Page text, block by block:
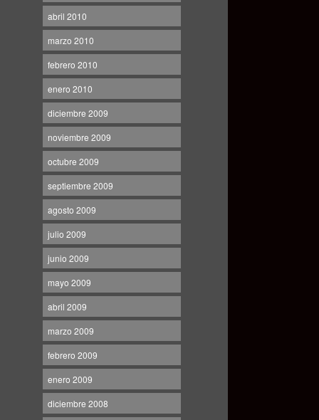
abril 2010
marzo 2010
febrero 2010
enero 2010
diciembre 2009
noviembre 2009
octubre 2009
septiembre 2009
agosto 2009
julio 2009
junio 2009
mayo 2009
abril 2009
marzo 2009
febrero 2009
enero 2009
diciembre 2008